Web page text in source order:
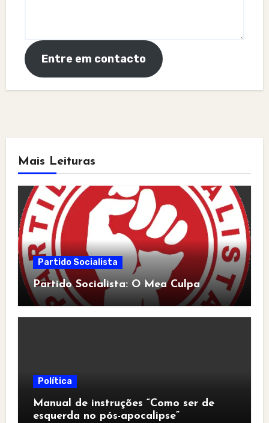
Entre em contacto
Mais Leituras
Partido Socialista
Partido Socialista: O Mea Culpa
Política
Manual de instruções “Como ser de
esquerda no pós-apocalipse”